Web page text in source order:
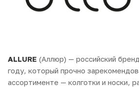
ALLURE (Аллюр) — российский
году, который прочно
ассортименте — колготки и носки,